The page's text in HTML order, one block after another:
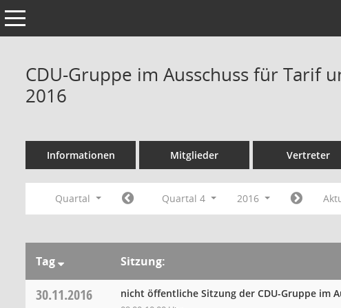
Toggle navigation
CDU-Gruppe im Ausschuss für Tarif
2016
Informationen Mitglieder Vertreter
Quartal Quartal 4 2016
Tag Sitzung:
30.11.2016 nicht öffentliche Sitzung der CDU-Gruppe im